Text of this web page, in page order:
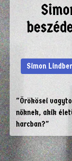
Simon
"Örökösei
nőknek, akik
harcban?"